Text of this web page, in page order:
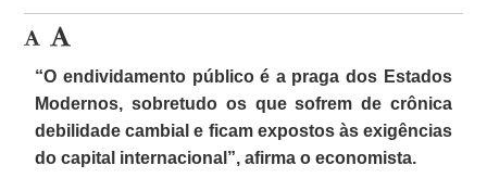
“O endividamento público é a praga dos Estados
Modernos, sobretudo os que sofrem de crônica
debilidade cambial e ficam expostos às exigências
do capital internacional”, afirma o economista.